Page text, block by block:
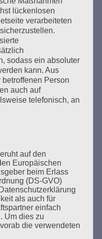
DEN
lückenlosen
verarbeiteten
sodass ein absoluter
kann. Aus
Person
auch auf
telefonisch, an
auf den
Europäischen
beim Erlass
(DS-GVO)
als auch für
einfach
Um dies zu
die verwendeten